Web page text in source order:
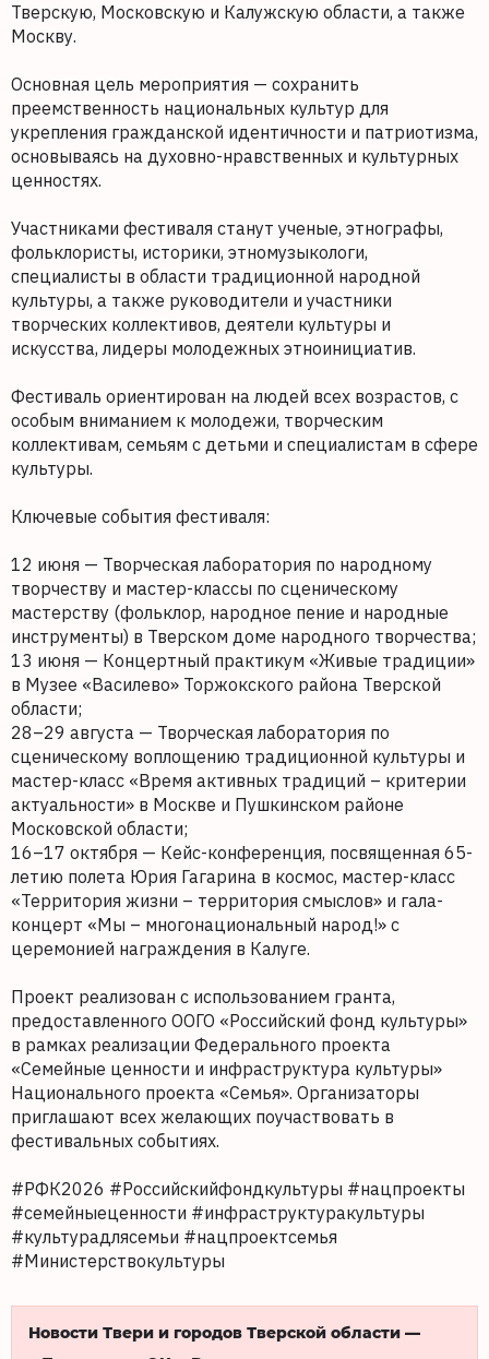
Тверскую, Московскую и Калужскую области, а также
Москву.
Основная цель мероприятия — сохранить
преемственность национальных культур для
укрепления гражданской идентичности и патриотизма,
основываясь на духовно-нравственных и культурных
ценностях.
Участниками фестиваля станут ученые, этнографы,
фольклористы, историки, этномузыкологи,
специалисты в области традиционной народной
культуры, а также руководители и участники
творческих коллективов, деятели культуры и
искусства, лидеры молодежных этноинициатив.
Фестиваль ориентирован на людей всех возрастов, с
особым вниманием к молодежи, творческим
коллективам, семьям с детьми и специалистам в сфере
культуры.
Ключевые события фестиваля:
12 июня — Творческая лаборатория по народному
творчеству и мастер-классы по сценическому
мастерству (фольклор, народное пение и народные
инструменты) в Тверском доме народного творчества;
13 июня — Концертный практикум «Живые традиции»
в Музее «Василево» Торжокского района Тверской
области;
28–29 августа — Творческая лаборатория по
сценическому воплощению традиционной культуры и
мастер-класс «Время активных традиций – критерии
актуальности» в Москве и Пушкинском районе
Московской области;
16–17 октября — Кейс-конференция, посвященная 65-
летию полета Юрия Гагарина в космос, мастер-класс
«Территория жизни – территория смыслов» и гала-
концерт «Мы – многонациональный народ!» с
церемонией награждения в Калуге.
Проект реализован с использованием гранта,
предоставленного ООГО «Российский фонд культуры»
в рамках реализации Федерального проекта
«Семейные ценности и инфраструктура культуры»
Национального проекта «Семья». Организаторы
приглашают всех желающих поучаствовать в
фестивальных событиях.
#РФК2026 #Российскийфондкультуры #нацпроекты
#семейныеценности #инфраструктуракультуры
#культурадлясемьи #нацпроектсемья
#Министерствокультуры
Новости Твери и городов Тверской области —